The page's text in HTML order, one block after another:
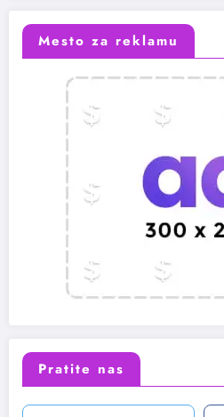
Mesto za reklamu
Pratite nas